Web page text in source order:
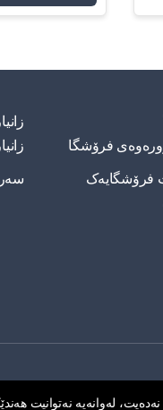
لەوانەیە نەتوانیت
فرۆشگا
فرۆشگایەک